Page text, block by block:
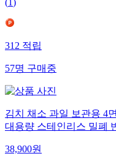
(1)
312적립
57명구매중
김치 채소 과일 보관용 4
대용량 스테인리스 밀폐
38,900원